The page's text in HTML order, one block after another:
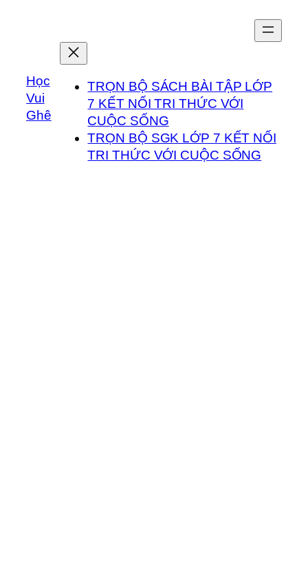
dungHọc
Vui
Ghê
TRỌN BỘ SÁCH BÀI TẬP LỚP
7 KẾT NỐI TRI THỨC VỚI
CUỘC SỐNG
TRỌN BỘ SGK LỚP 7 KẾT NỐI
TRI THỨC VỚI CUỘC SỐNG